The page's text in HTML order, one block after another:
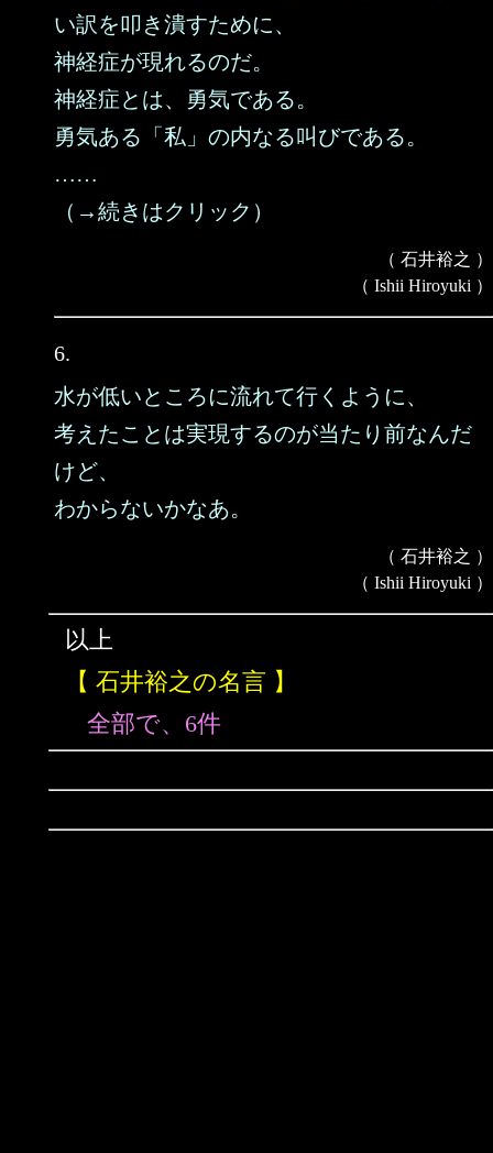
い訳を叩き潰すために、
神経症が現れるのだ。
神経症とは、勇気である。
勇気ある「私」の内なる叫びである。
……
（→続きはクリック）
（ 石井裕之 ）
（ Ishii Hiroyuki ）
6.
水が低いところに流れて行くように、
考えたことは実現するのが当たり前なんだ
けど、
わからないかなあ。
（ 石井裕之 ）
（ Ishii Hiroyuki ）
以上
【 石井裕之の名言 】
全部で、6件